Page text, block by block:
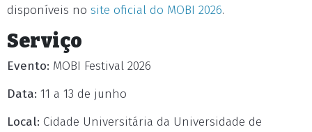
disponíveis no site oficial do MOBI 2026.
Serviço
Evento: MOBI Festival 2026
Data: 11 a 13 de junho
Local: Cidade Universitária da Universidade de